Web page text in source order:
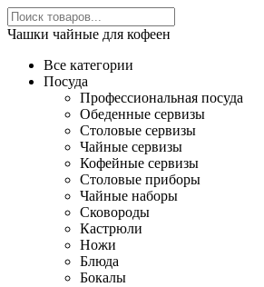
Чашки чайные для кофеен
Все категории
Посуда
Профессиональная посуда
Обеденные сервизы
Столовые сервизы
Чайные сервизы
Кофейные сервизы
Столовые приборы
Чайные наборы
Сковороды
Кастрюли
Ножи
Блюда
Бокалы